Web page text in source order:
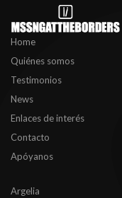
Home
Quiénes somos
Testimonios
News
Enlaces de interés
Contacto
Apóyanos
Argelia